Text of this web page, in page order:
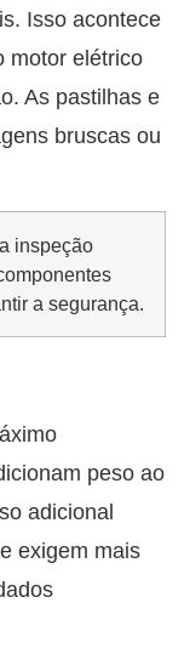
Isso acontece
motor elétrico
As pastilhas e
bruscas ou
inspeção
a segurança.
peso ao
adicional
exigem mais